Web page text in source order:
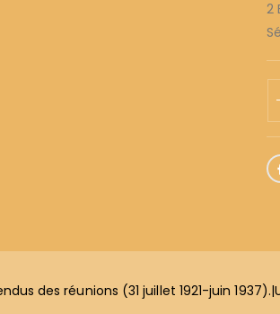
2
des réunions (31 juillet 1921-juin